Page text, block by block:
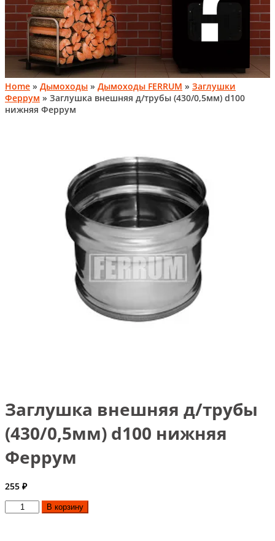
Home » Дымоходы » Дымоходы FERRUM » Заглушки
Феррум » Заглушка внешняя д/трубы (430/0,5мм) d100
нижняя Феррум
Заглушка внешняя д/трубы
(430/0,5мм) d100 нижняя
Феррум
255 ₽
КоличествоВ корзину